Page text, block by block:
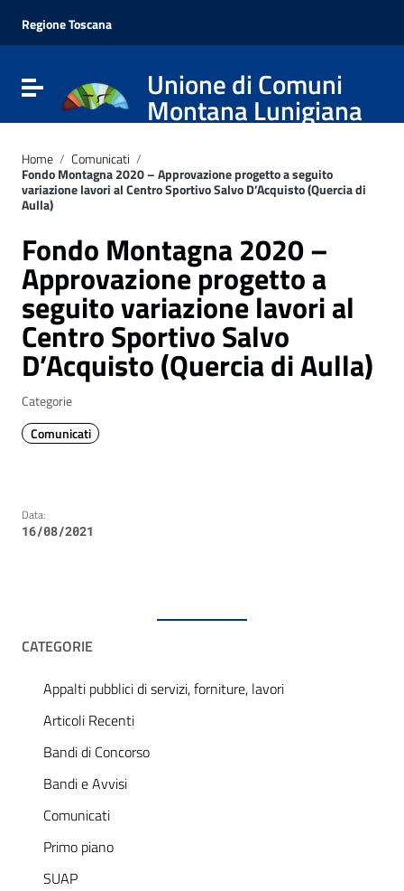
Vai al menu di navigazione
Vai al footer
Regione Toscana
Attiva / disattiva la navigazioneUnione di Comuni
Montana Lunigiana
Home / Comunicati /
Fondo Montagna 2020 – Approvazione progetto a seguito
variazione lavori al Centro Sportivo Salvo D’Acquisto (Quercia di
Aulla)
Fondo Montagna 2020 –
Approvazione progetto a
seguito variazione lavori al
Centro Sportivo Salvo
D’Acquisto (Quercia di Aulla)
Categorie
Comunicati
Data:
16/08/2021
CATEGORIE
Appalti pubblici di servizi, forniture, lavori
Articoli Recenti
Bandi di Concorso
Bandi e Avvisi
Comunicati
Primo piano
SUAP